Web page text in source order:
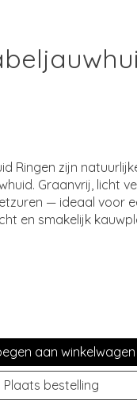
Ringen zijn
Graanvrij, licht
— ideaal voor
en smakelijk
aan winkelwagen
Plaats bestelling